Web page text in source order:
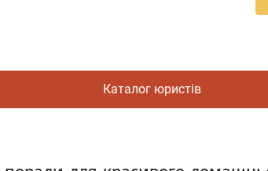
Каталог юристів